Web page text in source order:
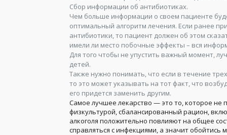
Сбор информации об антибиотиках.
Чем больше информации о своем пациенте
оптимальный алгоритм лечения. Если ранее
антибиотики, то пациент должен об этом
имели ли место побочные эффекты – вся
Для того чтобы не упустить важный момент,
детей.
Также нужно понимать, что если в течение
то это может указывать на тот факт, что
его придется заменить другим.
Самое лучшее лекарство — это то, которое
физкультурой, сбалансированный рацион,
алкоголя положительно повлияют на общее
справляться с инфекциями, а значит